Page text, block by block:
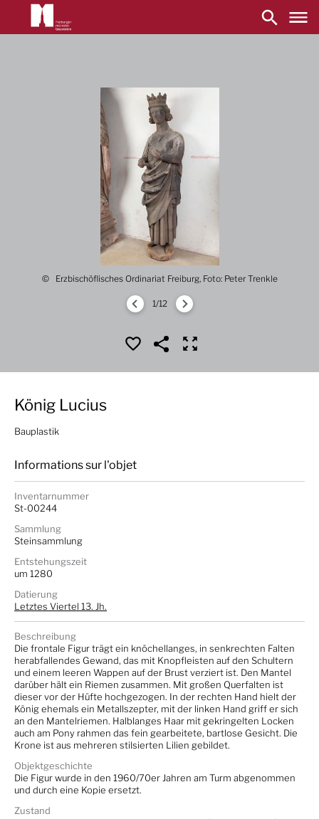
navigation
Erzbischöflisches Ordinariat Freiburg, Foto: Peter Trenkle
1/12
König Lucius
Bauplastik
Informations sur l'objet
Inventarnummer
St-00244
Sammlung
Steinsammlung
Entstehungszeit
um 1280
Datierung
Letztes Viertel 13. Jh.
Beschreibung
Die frontale Figur trägt ein knöchellanges, in senkrechten Falten
herabfallendes Gewand, das mit Knopfleisten auf den Schultern
und einem leeren Wappen auf der Brust verziert ist. Den Mantel
darüber hält ein Riemen zusammen. Mit großen Querfalten ist
dieser vor der Hüfte hochgezogen. In der rechten Hand hielt der
König ehemals ein Metallszepter, mit der linken Hand griff er sich
an den Mantelriemen. Halblanges Haar mit gekringelten Locken
auch am Pony rahmen das fein gearbeitete, bartlose Gesicht. Die
Krone ist aus mehreren stilsierten Lilien gebildet.
Objektgeschichte
Die Figur wurde in den 1960/70er Jahren am Turm abgenommen
und durch eine Kopie ersetzt.
Zustand